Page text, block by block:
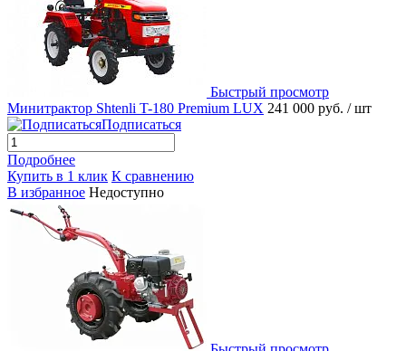
Быстрый просмотр
Минитрактор Shtenli T-180 Premium LUX 241 000 руб. / шт
Подписаться
Подробнее
Купить в 1 клик К сравнению
В избранное Недоступно